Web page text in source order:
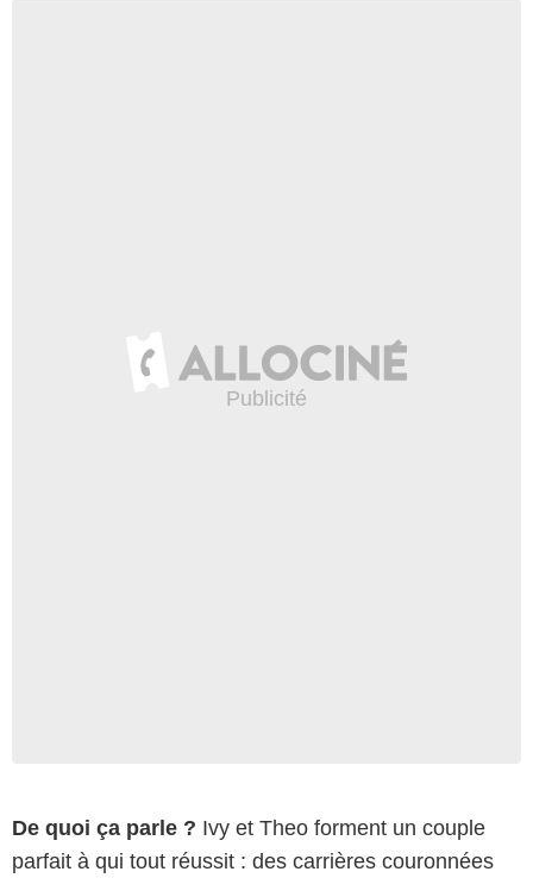
De quoi ça parle ? Ivy et Theo forment un couple
parfait à qui tout réussit : des carrières couronnées